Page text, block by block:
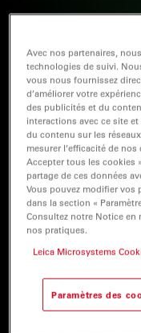
Avec nos partenaires,
technologies de suivi.
vous nous fournissez
d’améliorer votre
des publicités et du
interactions avec ce site
du contenu sur les
mesurer l’efficacité de
Accepter tous les cookies
partage de ces données
Vous pouvez modifier vos
dans la section «
Consultez notre Notice en
nos pratiques.
Leica Microsystems
Paramètres des